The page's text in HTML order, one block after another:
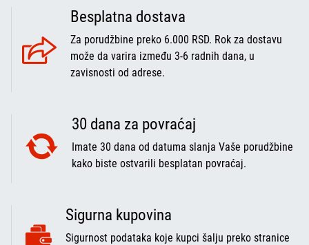
Besplatna dostava
Za porudžbine preko 6.000 RSD. Rok za dostavu
može da varira između 3-6 radnih dana, u
zavisnosti od adrese.
30 dana za povraćaj
Imate 30 dana od datuma slanja Vaše porudžbine
kako biste ostvarili besplatan povraćaj.
Sigurna kupovina
Sigurnost podataka koje kupci šalju preko stranice